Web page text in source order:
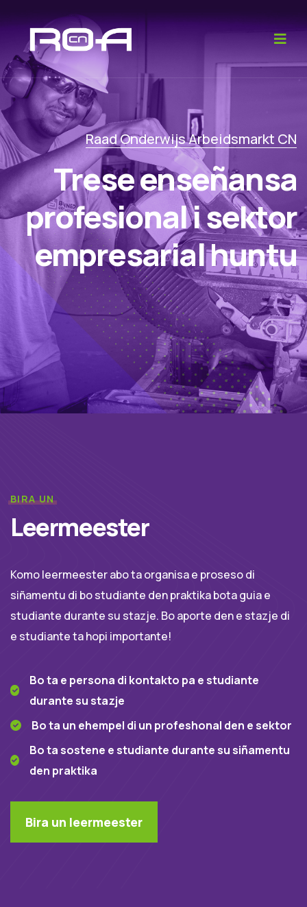
Raad Onderwijs Arbeidsmarkt CN
Trese enseñansa
profesional i sektor
empresarial huntu
BIRA UN
Leermeester
Komo leermeester abo ta organisa e proseso di
siñamentu di bo studiante den praktika bota guia e
studiante durante su stazje. Bo aporte den e stazje di
e studiante ta hopi importante!
Bo ta e persona di kontakto pa e studiante
durante su stazje
Bo ta un ehempel di un profeshonal den e sektor
Bo ta sostene e studiante durante su siñamentu
den praktika
Bira un leermeester